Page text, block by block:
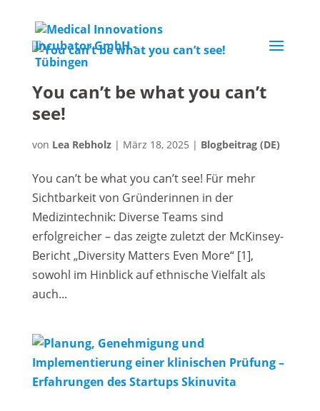
You can’t be what you can’t
see!
von Lea Rebholz| März 18, 2025 | Blogbeitrag (DE)
You can’t be what you can’t see! Für mehr
Sichtbarkeit von Gründerinnen in der
Medizintechnik: Diverse Teams sind
erfolgreicher – das zeigte zuletzt der McKinsey-
Bericht „Diversity Matters Even More“ [1],
sowohl im Hinblick auf ethnische Vielfalt als
auch...